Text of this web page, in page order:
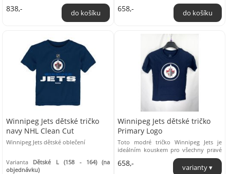
838,- 658,-
Winnipeg Jets dětské tričko
navy NHL Clean Cut
Winnipeg Jets dětské oblečení
Varianta Dětské L (158 - 164) (na
objednávku)
Winnipeg Jets dětské tričko
Primary Logo
Toto modré tričko Winnipeg Jets je
ideálním kouskem pro všechny pravé
hokejové fanoušky. Tričko je vyrobeno
z ...
658,-